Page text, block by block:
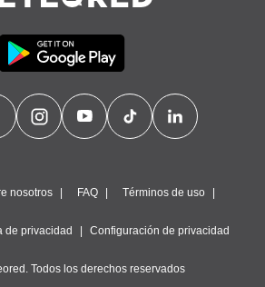
nosotros FAQ Términos de uso
de privacidad Configuración de privacidad
Todos los derechos reservados